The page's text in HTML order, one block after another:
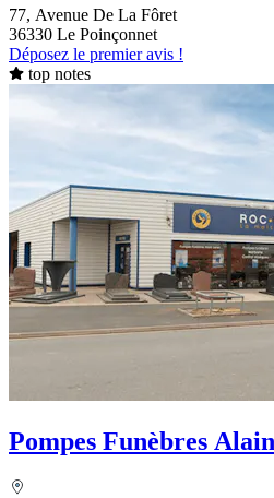
77, Avenue De La Fôret
36330 Le Poinçonnet
Déposez le premier avis !
top notes
Pompes Funèbres